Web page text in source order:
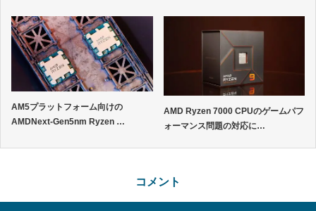
AM5プラットフォーム向けの
AMDNext-Gen5nm Ryzen …
AMD Ryzen 7000 CPUのゲームパフ
ォーマンス問題の対応に…
コメント